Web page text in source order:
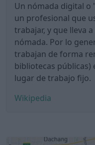
Un nómada digital o
un profesional que
trabajar, y que lleva
nómada. Por lo
trabajan de forma
bibliotecas públicas)
lugar de trabajo fijo.
Wikipedia